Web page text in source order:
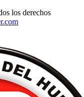
los derechos